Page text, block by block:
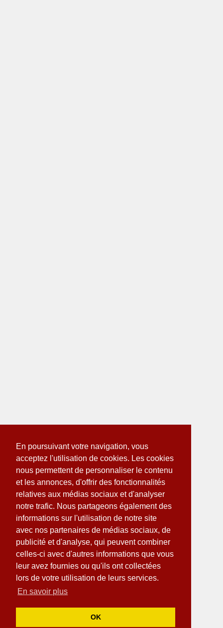
En poursuivant votre navigation, vous
acceptez l'utilisation de cookies. Les cookies
nous permettent de personnaliser le contenu
et les annonces, d'offrir des fonctionnalités
relatives aux médias sociaux et d'analyser
notre trafic. Nous partageons également des
informations sur l'utilisation de notre site
avec nos partenaires de médias sociaux, de
publicité et d'analyse, qui peuvent combiner
celles-ci avec d'autres informations que vous
leur avez fournies ou qu'ils ont collectées
lors de votre utilisation de leurs services.
En savoir plus
OK